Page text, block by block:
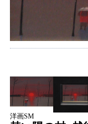
洋画SM